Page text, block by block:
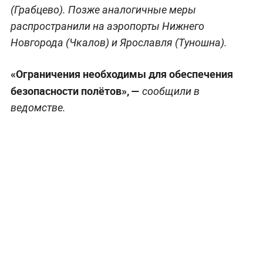
(Грабцево). Позже аналогичные меры
распространили на аэропорты Нижнего
Новгорода (Чкалов) и Ярославля (Туношна).
«Ограничения необходимы для обеспечения
безопасности полётов», — сообщили в
ведомстве.